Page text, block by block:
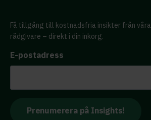
Få tillgång till kostnadsfria insikter från
rådgivare – direkt i din inkorg.
E-postadress